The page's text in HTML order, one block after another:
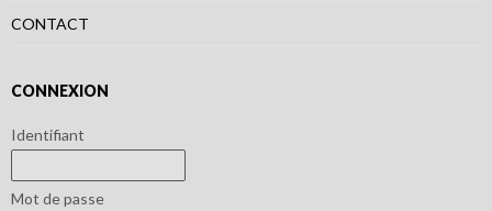
CONTACT
CONNEXION
Identifiant
Mot de passe